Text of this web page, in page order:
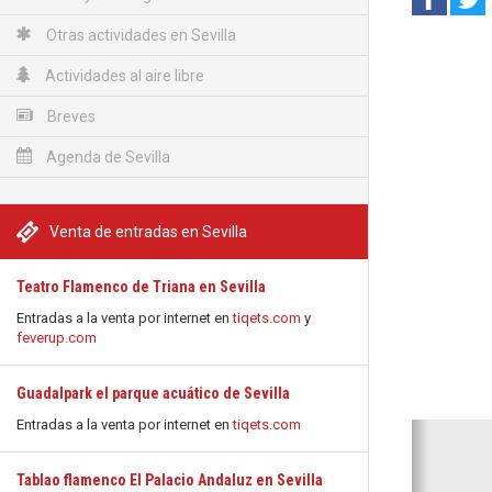
Otras actividades en Sevilla
Actividades al aire libre
Breves
Agenda de Sevilla
Venta de entradas en Sevilla
Teatro Flamenco de Triana en Sevilla
Entradas a la venta por internet entiqets.com y
feverup.com
Guadalpark el parque acuático de Sevilla
Entradas a la venta por internet entiqets.com
Tablao flamenco El Palacio Andaluz en Sevilla